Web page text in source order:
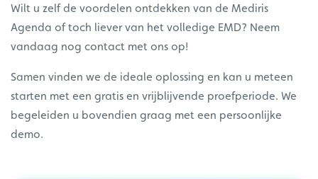
Wilt u zelf de voordelen ontdekken van de Mediris
Agenda of toch liever van het volledige EMD? Neem
vandaag nog contact met ons op!
Samen vinden we de ideale oplossing en kan u meteen
starten met een gratis en vrijblijvende proefperiode. We
begeleiden u bovendien graag met een persoonlijke
demo.